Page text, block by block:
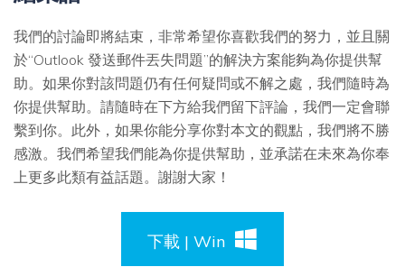
我們的討論即將結束，非常希望你喜歡我們的努力，並且關
於“Outlook 發送郵件丟失問題”的解決方案能夠為你提供幫
助。如果你對該問題仍有任何疑問或不解之處，我們隨時為
你提供幫助。請隨時在下方給我們留下評論，我們一定會聯
繫到你。此外，如果你能分享你對本文的觀點，我們將不勝
感激。我們希望我們能為你提供幫助，並承諾在未來為你奉
上更多此類有益話題。謝謝大家！
下載 | Win